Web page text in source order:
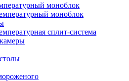
моноблок
моноблок
сплит-система